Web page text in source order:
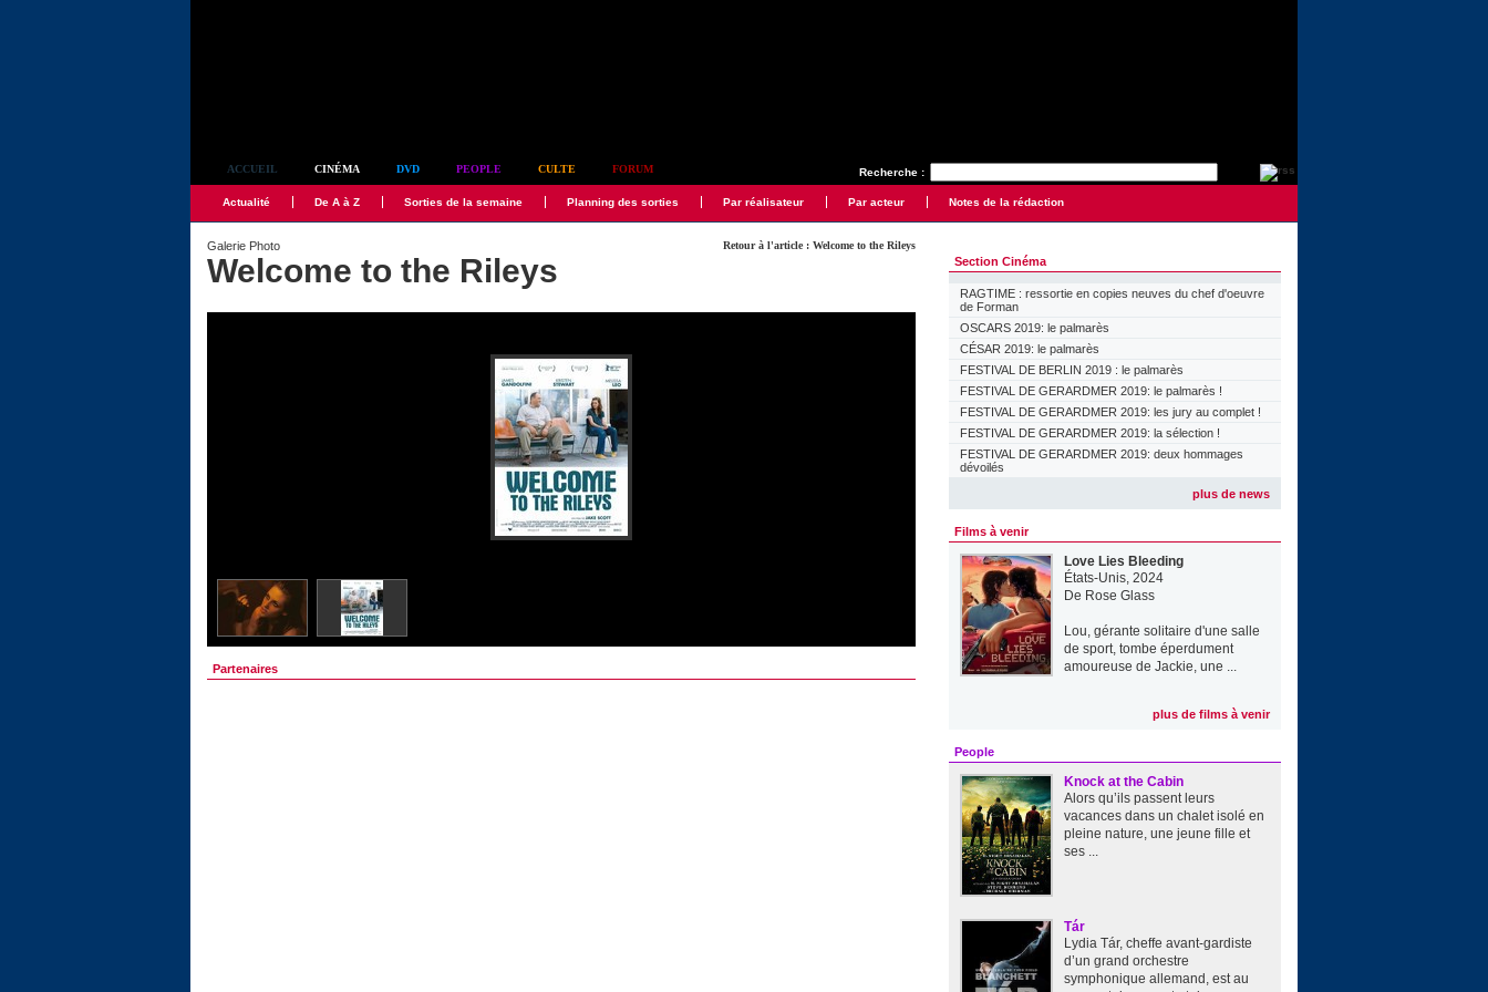
Recherche :
ACCUEIL CINÉMA DVD PEOPLE CULTE FORUM
Actualité De A à Z Sorties de la semaine Planning des sorties Par réalisateur Par acteur Notes de la rédaction
Retour à l'article : Welcome to the Rileys
Galerie Photo
Welcome to the Rileys
Partenaires
Section Cinéma
RAGTIME : ressortie en copies neuves du chef d'oeuvre
de Forman
OSCARS 2019: le palmarès
CÉSAR 2019: le palmarès
FESTIVAL DE BERLIN 2019 : le palmarès
FESTIVAL DE GERARDMER 2019: le palmarès !
FESTIVAL DE GERARDMER 2019: les jury au complet !
FESTIVAL DE GERARDMER 2019: la sélection !
FESTIVAL DE GERARDMER 2019: deux hommages
dévoilés
plus de news
Films à venir
Love Lies Bleeding
États-Unis, 2024
De Rose Glass
Lou, gérante solitaire d'une salle
de sport, tombe éperdument
amoureuse de Jackie, une ...
plus de films à venir
People
Knock at the Cabin
Alors qu’ils passent leurs
vacances dans un chalet isolé en
pleine nature, une jeune fille et
ses ...
Tár
Lydia Tár, cheffe avant-gardiste
d’un grand orchestre
symphonique allemand, est au